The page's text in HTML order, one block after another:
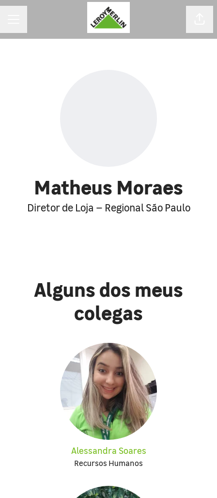
Matheus Moraes
Diretor de Loja – Regional São Paulo
Alguns dos meus
colegas
Alessandra Soares
Recursos Humanos